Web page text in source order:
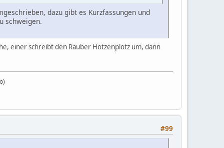
dazu gibt es Kurzfassungen und
schweigen.
einer schreibt den Räuber Hotzenplotz um, dann
#99